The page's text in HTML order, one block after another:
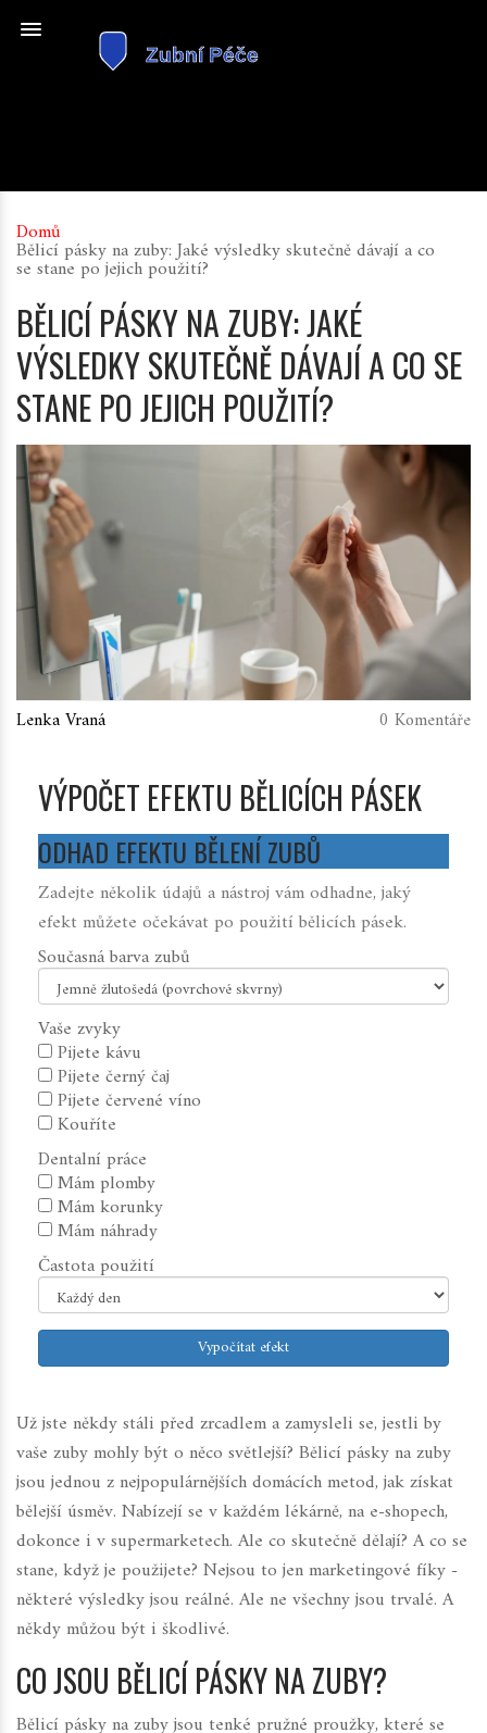
Domů
Bělicí pásky na zuby: Jaké výsledky skutečně dávají a co
se stane po jejich použití?
BĚLICÍ PÁSKY NA ZUBY: JAKÉ
VÝSLEDKY SKUTEČNĚ DÁVAJÍ A CO SE
STANE PO JEJICH POUŽITÍ?
Lenka Vraná 0 Komentáře
VÝPOČET EFEKTU BĚLICÍCH PÁSEK
ODHAD EFEKTU BĚLENÍ ZUBŮ
Zadejte několik údajů a nástroj vám odhadne, jaký
efekt můžete očekávat po použití bělicích pásek.
Současná barva zubů
Vaše zvyky
Pijete kávu
Pijete černý čaj
Pijete červené víno
Kouříte
Dentalní práce
Mám plomby
Mám korunky
Mám náhrady
Častota použití
Vypočítat efekt
Už jste někdy stáli před zrcadlem a zamysleli se, jestli by
vaše zuby mohly být o něco světlejší? Bělicí pásky na zuby
jsou jednou z nejpopulárnějších domácích metod, jak získat
bělejší úsměv. Nabízejí se v každém lékárně, na e-shopech,
dokonce i v supermarketech. Ale co skutečně dělají? A co se
stane, když je použijete? Nejsou to jen marketingové fíky -
některé výsledky jsou reálné. Ale ne všechny jsou trvalé. A
někdy můžou být i škodlivé.
CO JSOU BĚLICÍ PÁSKY NA ZUBY?
Bělicí pásky na zuby jsou tenké pružné proužky, které se